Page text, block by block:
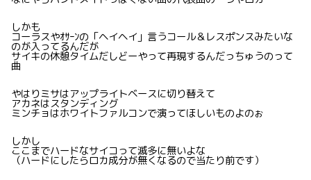
しかも
コーラスやｵｻｰﾝの「ヘイヘイ」言うコール＆レスポンスみたいな
のが入ってるんだが
サイキの休憩タイムだしどーやって再現するんだっちゅうのって
曲
やはりミサはアップライトベースに切り替えて
アカネはスタンディング
ミンチョはホワイトファルコンで演ってほしいものよのぉ
しかし
ここまでハードなサイコって滅多に無いよな
（ハードにしたらロカ成分が無くなるので当たり前です）